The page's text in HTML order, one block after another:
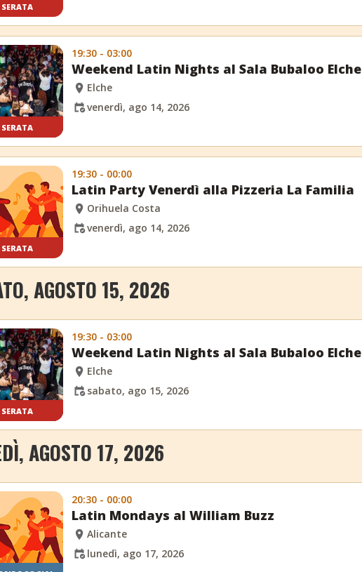
SERATA
SERATA
19:30 - 03:00
Weekend Latin Nights al Sala Bubaloo Elche
Elche
venerdì, ago 14, 2026
SERATA
19:30 - 00:00
Latin Party Venerdì alla Pizzeria La Familia
Orihuela Costa
venerdì, ago 14, 2026
AGOSTO 15, 2026
SERATA
19:30 - 03:00
Weekend Latin Nights al Sala Bubaloo Elche
Elche
sabato, ago 15, 2026
AGOSTO 17, 2026
20:30 - 00:00
Latin Mondays al William Buzz
Alicante
lunedì, ago 17, 2026